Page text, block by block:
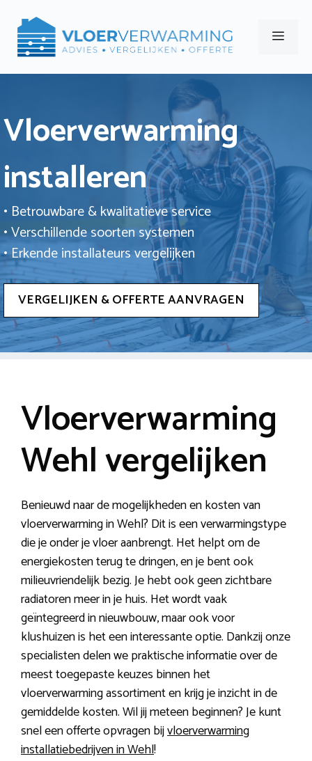
naar
Menu
Vloerverwarming
installeren
• Betrouwbare & kwalitatieve service
• Verschillende soorten systemen
• Erkende installateurs vergelijken
VERGELIJKEN & OFFERTE AANVRAGEN
Vloerverwarming
Wehl vergelijken
Benieuwd naar de mogelijkheden en kosten van
vloerverwarming in Wehl? Dit is een verwarmingstype
die je onder je vloer aanbrengt. Het helpt om de
energiekosten terug te dringen, en je bent ook
milieuvriendelijk bezig. Je hebt ook geen zichtbare
radiatoren meer in je huis. Het wordt vaak
geïntegreerd in nieuwbouw, maar ook voor
klushuizen is het een interessante optie. Dankzij onze
specialisten delen we praktische informatie over de
meest toegepaste keuzes binnen het
vloerverwarming assortiment en krijg je inzicht in de
gemiddelde kosten. Wil jij meteen beginnen? Je kunt
snel een offerte opvragen bijvloerverwarming
installatiebedrijven in Wehl!